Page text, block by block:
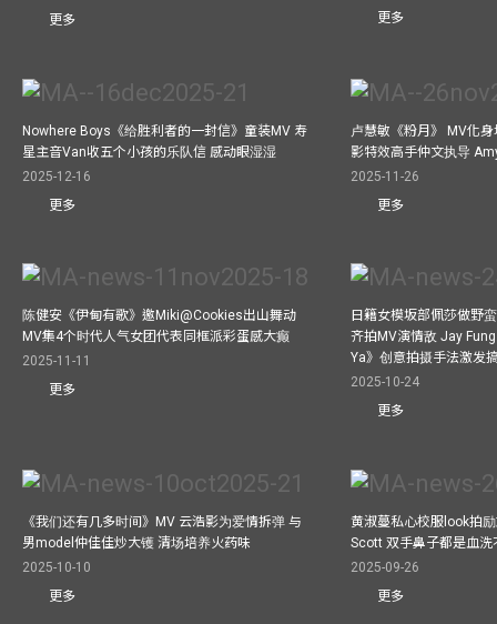
更多
更多
Nowhere Boys《给胜利者的一封信》童装MV 寿
星主音Van收五个小孩的乐队信 感动眼湿湿
2025-12-16
更多
卢慧敏《粉月》 MV化
影特效高手仲文执导
2025-11-26
更多
陈健安《伊甸有歌》邀Miki@Cookies出山舞动
MV集4个时代人气女团代表同框派彩蛋感大癫
2025-11-11
更多
日籍女模坂部佩莎做野
齐拍MV演情敌 Jay
Ya》创意拍摄手法激发
2025-10-24
更多
《我们还有几多时间》MV 云浩影为爱情拆弹 与
男model仲佳佳炒大镬 清场培养火药味
2025-10-10
更多
黄淑蔓私心校服look拍
Scott 双手鼻子都是血洗
2025-09-26
更多